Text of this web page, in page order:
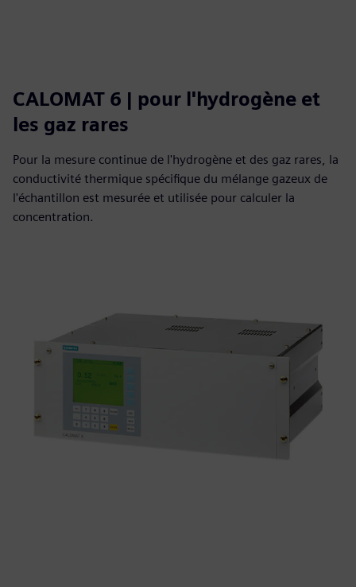
CALOMAT 6 | pour l'hydrogène et
les gaz rares
Pour la mesure continue de l'hydrogène et des gaz rares, la
conductivité thermique spécifique du mélange gazeux de
l'échantillon est mesurée et utilisée pour calculer la
concentration.